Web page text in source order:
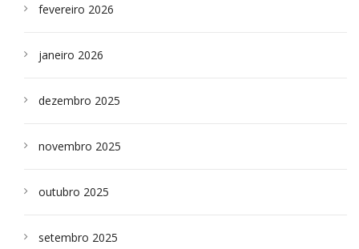
fevereiro 2026
janeiro 2026
dezembro 2025
novembro 2025
outubro 2025
setembro 2025